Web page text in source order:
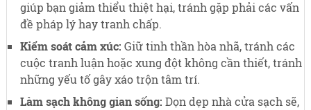
giúp bạn giảm thiểu thiệt hại, tránh gặp phải các vấn
đề pháp lý hay tranh chấp.
Kiểm soát cảm xúc: Giữ tinh thần hòa nhã, tránh các
cuộc tranh luận hoặc xung đột không cần thiết, tránh
những yếu tố gây xáo trộn tâm trí.
Làm sạch không gian sống: Dọn dẹp nhà cửa sạch sẽ,